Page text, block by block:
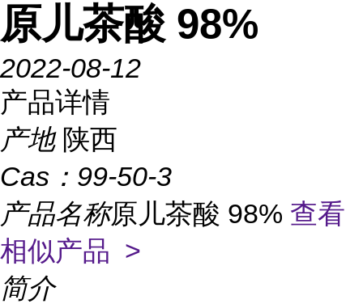
原儿茶酸 98%
2022-08-12
产品详情
产地 陕西
Cas： 99-50-3
产品名称原儿茶酸 98% 查看
相似产品 >
简介